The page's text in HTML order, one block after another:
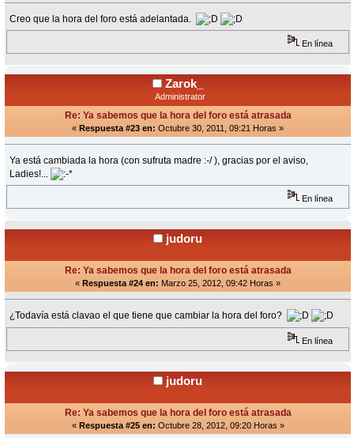
Creo que la hora del foro está adelantada.
En línea
Zarok_
Administrator
Re: Ya sabemos que la hora del foro está atrasada
« Respuesta #23 en: Octubre 30, 2011, 09:21 Horas »
Ya está cambiada la hora (con sufruta madre :-/ ), gracias por el aviso,
Ladies!...
En línea
judoru
Re: Ya sabemos que la hora del foro está atrasada
« Respuesta #24 en: Marzo 25, 2012, 09:42 Horas »
¿Todavía está clavao el que tiene que cambiar la hora del foro?
En línea
judoru
Re: Ya sabemos que la hora del foro está atrasada
« Respuesta #25 en: Octubre 28, 2012, 09:20 Horas »